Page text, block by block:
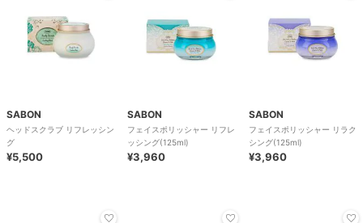
SABON
ヘッドスクラブ リフレッシン
グ
¥5,500
SABON
フェイスポリッシャー リフレ
ッシング(125ml)
¥3,960
SABON
フェイスポリッシャー リラク
シング(125ml)
¥3,960